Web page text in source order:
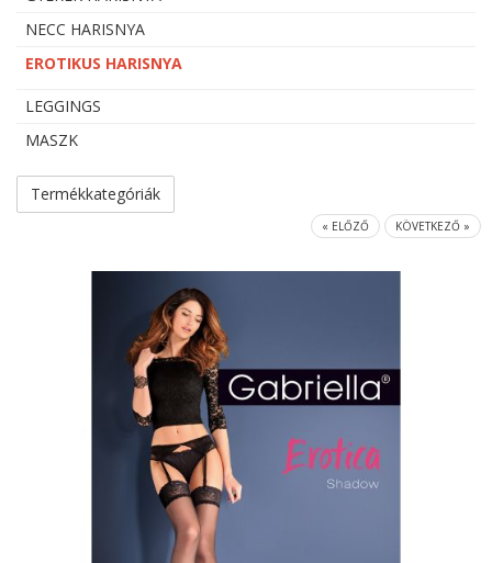
NECC HARISNYA
EROTIKUS HARISNYA
LEGGINGS
MASZK
Termékkategóriák
« ELŐZŐ KÖVETKEZŐ »